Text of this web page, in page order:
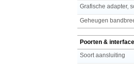
Grafische adapter,
Geheugen
Poorten &
Soort aansluiting